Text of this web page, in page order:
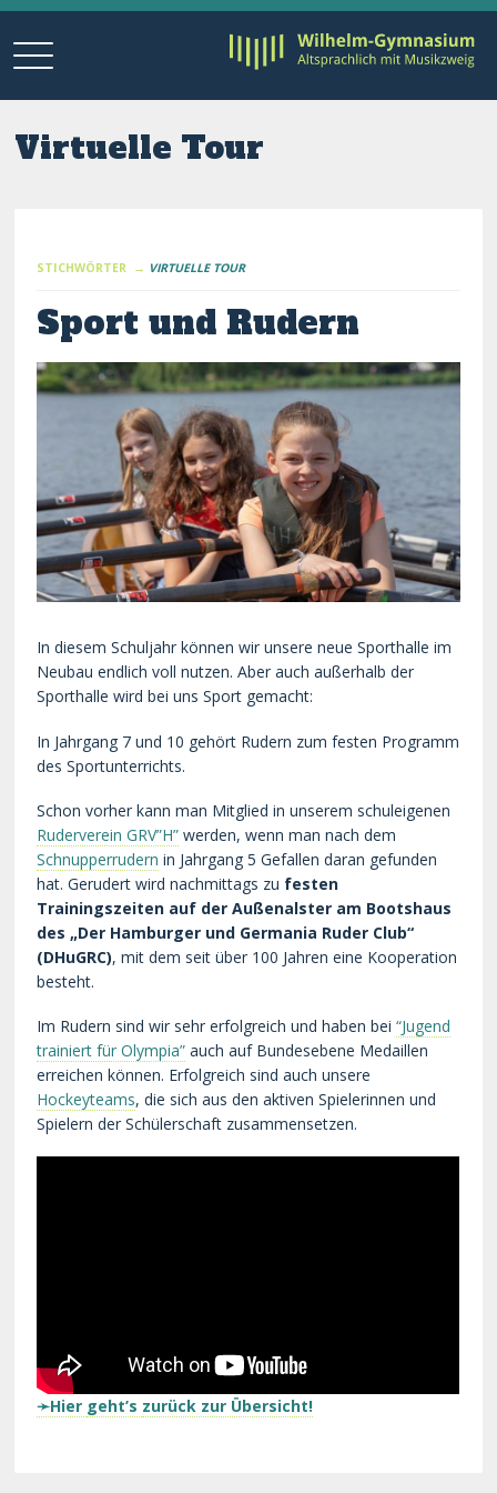
Virtuelle Tour
STICHWÖRTER → VIRTUELLE TOUR
Sport und Rudern
In diesem Schuljahr können wir unsere neue Sporthalle im
Neubau endlich voll nutzen. Aber auch außerhalb der
Sporthalle wird bei uns Sport gemacht:
In Jahrgang 7 und 10 gehört Rudern zum festen Programm
des Sportunterrichts.
Schon vorher kann man Mitglied in unserem schuleigenen
Ruderverein GRV”H” werden, wenn man nach dem
Schnupperrudern in Jahrgang 5 Gefallen daran gefunden
hat. Gerudert wird nachmittags zu festen
Trainingszeiten auf der Außenalster am Bootshaus
des „Der Hamburger und Germania Ruder Club“
(DHuGRC), mit dem seit über 100 Jahren eine Kooperation
besteht.
Im Rudern sind wir sehr erfolgreich und haben bei“Jugend
trainiert für Olympia” auch auf Bundesebene Medaillen
erreichen können. Erfolgreich sind auch unsere
Hockeyteams, die sich aus den aktiven Spielerinnen und
Spielern der Schülerschaft zusammensetzen.
➛Hier geht’s zurück zur Übersicht!